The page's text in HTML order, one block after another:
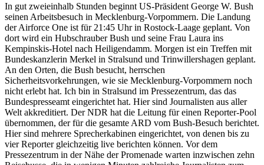
In gut zweieinhalb Stunden beginnt US-Präsident George W. Bush
seinen Arbeitsbesuch in Mecklenburg-Vorpommern. Die Landung
der Airforce One ist für 21:45 Uhr in Rostock-Laage geplant. Von
dort wird ein Hubschrauber Bush und seine Frau Laura ins
Kempinskis-Hotel nach Heiligendamm. Morgen ist ein Treffen mit
Bundeskanzlerin Merkel in Stralsund und Trinwillershagen geplant.
An den Orten, die Bush besucht, herrschen
Sicherheitsvorkehrungen, wie sie Mecklenburg-Vorpommern noch
nicht erlebt hat. Ich bin in Stralsund im Pressezentrum, das das
Bundespresseamt eingerichtet hat. Hier sind Journalisten aus aller
Welt akkreditiert. Der NDR hat die Leitung für einen Reporter-Pool
übernommen, der für die gesamte ARD vom Bush-Besuch berichtet.
Hier sind mehrere Sprecherkabinen eingerichtet, von denen bis zu
vier Reporter gleichzeitig live berichten können. Vor dem
Pressezentrum in der Nähe der Promenade warten inzwischen zehn